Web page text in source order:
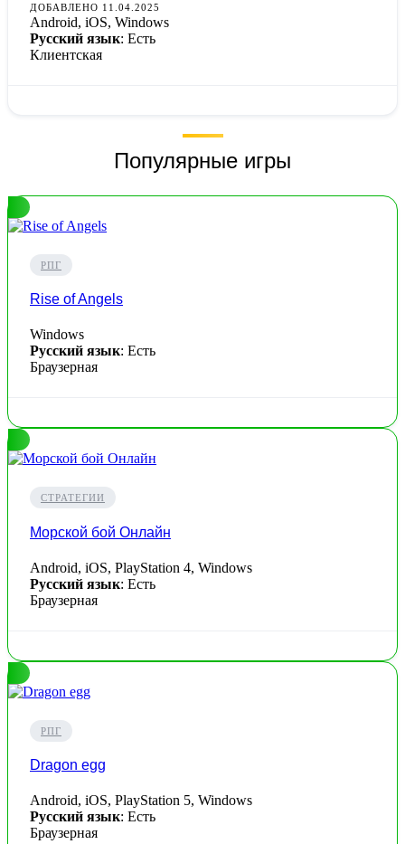
ДОБАВЛЕНО 11.04.2025
Android, iOS, Windows
Русский язык: Есть
Клиентская
Популярные игры
РПГ
Rise of Angels
Windows
Русский язык: Есть
Браузерная
СТРАТЕГИИ
Морской бой Онлайн
Android, iOS, PlayStation 4, Windows
Русский язык: Есть
Браузерная
РПГ
Dragon egg
Android, iOS, PlayStation 5, Windows
Русский язык: Есть
Браузерная